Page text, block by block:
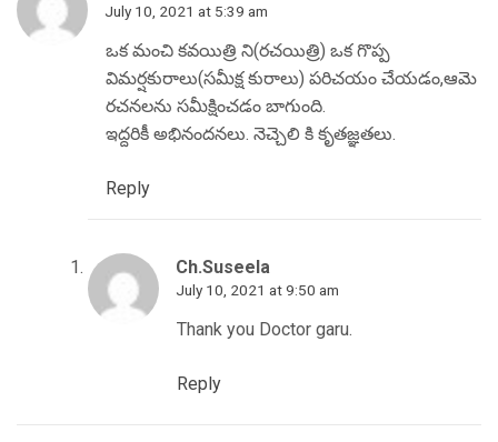
July 10, 2021 at 5:39 am
ఒక మంచి కవయిత్రి ని(రచయిత్రి) ఒక గొప్ప
విమర్షకురాలు(సమీక్ష కురాలు) పరిచయం చేయడం,ఆమె
రచనలను సమీక్షించడం బాగుంది.
ఇద్దరికీ అభినందనలు. నెచ్చెలి కి కృతజ్ఞతలు.
Reply
Ch.Suseela
July 10, 2021 at 9:50 am
Thank you Doctor garu.
Reply